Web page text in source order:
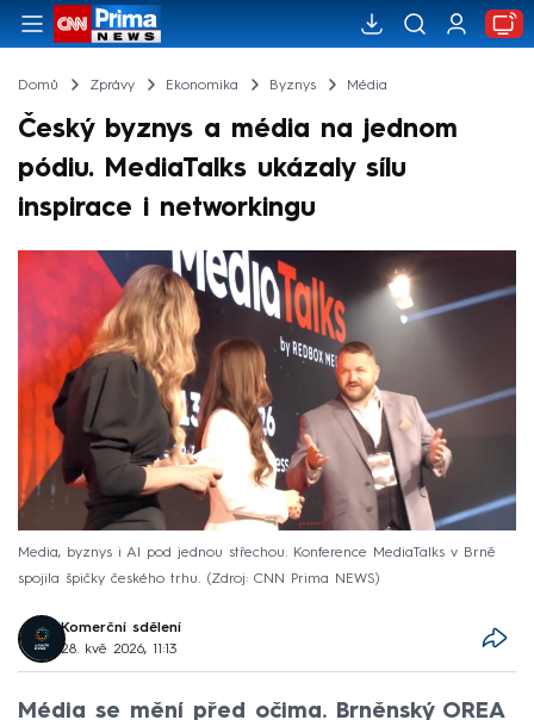
Domů Zprávy Ekonomika Byznys Média
Český byznys a média na jednom
pódiu. MediaTalks ukázaly sílu
inspirace i networkingu
Media, byznys i AI pod jednou střechou. Konference MediaTalks v Brně
spojila špičky českého trhu.
Zdroj: CNN Prima NEWS
Komerční sdělení
28. kvě 2026, 11:13
Média se mění před očima. Brněnský OREA